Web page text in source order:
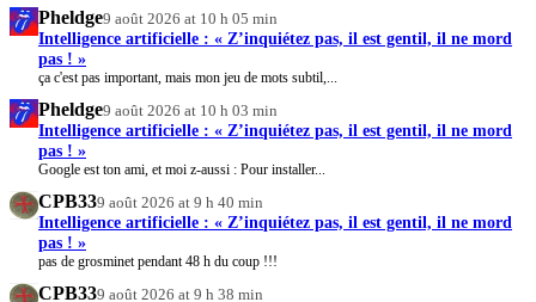
Pheldge9 août 2026 at 10 h 05 min
Intelligence artificielle : « Z’inquiétez pas, il est gentil, il ne mord
pas ! »
ça c'est pas important, mais mon jeu de mots subtil,...
Pheldge9 août 2026 at 10 h 03 min
Intelligence artificielle : « Z’inquiétez pas, il est gentil, il ne mord
pas ! »
Google est ton ami, et moi z-aussi : Pour installer...
CPB339 août 2026 at 9 h 40 min
Intelligence artificielle : « Z’inquiétez pas, il est gentil, il ne mord
pas ! »
pas de grosminet pendant 48 h du coup !!!
CPB339 août 2026 at 9 h 38 min